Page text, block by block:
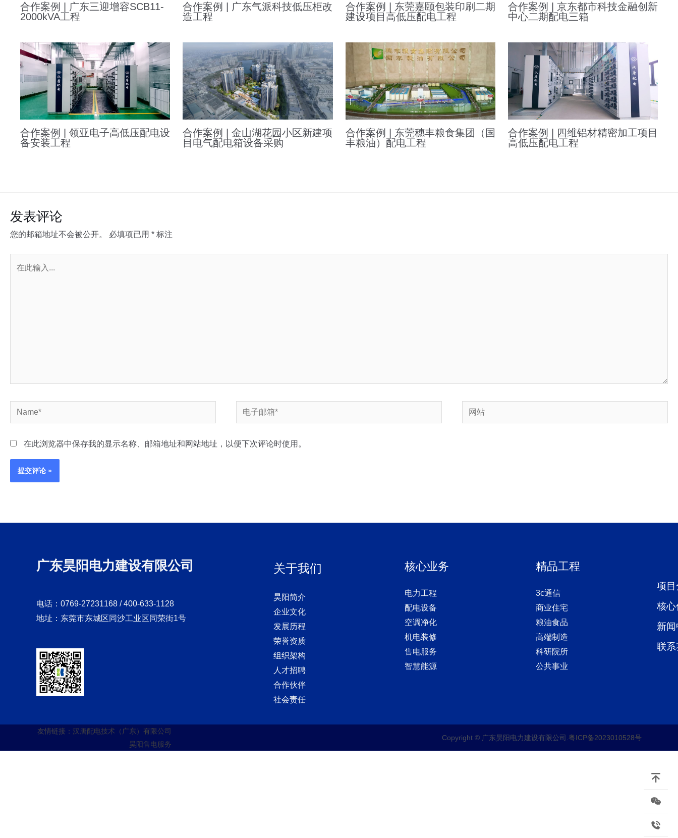
合作案例 | 广东三迎增容SCB11-
2000kVA工程
合作案例 | 广东气派科技低压柜改
造工程
合作案例 | 东莞嘉颐包装印刷二期
建设项目高低压配电工程
合作案例 | 京东都市科技金融创新
中心二期配电三箱
合作案例 | 领亚电子高低压配电设
备安装工程
合作案例 | 金山湖花园小区新建项
目电气配电箱设备采购
合作案例 | 东莞穗丰粮食集团（国
丰粮油）配电工程
合作案例 | 四维铝材精密加工项目
高低压配电工程
发表评论
您的邮箱地址不会被公开。 必填项已用 * 标注
Name*
电
子
网
站
在此浏览器中保存我的显示名称、邮箱地址和网站地址，以便下次评论时使用。
广东昊阳电力建设有限公司
电话：0769-27231168 / 400-633-1128
地址：东莞市东城区同沙工业区同荣街1号
关于我们
昊阳简介
企业文化
发展历程
荣誉资质
组织架构
人才招聘
合作伙伴
社会责任
核心业务
电力工程
配电设备
空调净化
机电装修
售电服务
智慧能源
精品工程
3c通信
商业住宅
粮油食品
高端制造
科研院所
公共事业
项
核
新
联
友情链接： 汉唐配电技术（广东）有限公司
昊阳售电服务
Copyright © 广东昊阳电力建设有限公司.粤ICP备2023010528号